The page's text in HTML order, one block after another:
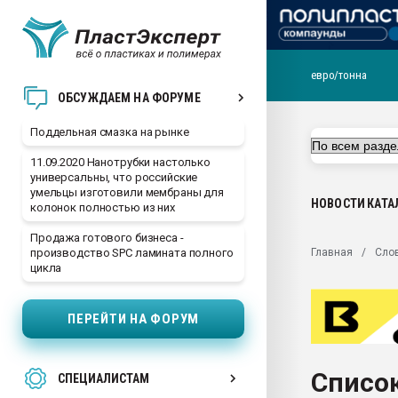
ОБСУЖДАЕМ НА ФОРУМЕ
Поддельная смазка на рынке
11.09.2020 Нанотрубки настолько
универсальны, что российские
умельцы изготовили мембраны для
колонок полностью из них
Продажа готового бизнеса -
производство SPC ламината полного
цикла
ПЕРЕЙТИ НА ФОРУМ
СПЕЦИАЛИСТАМ
ближайшее
Подмосковье, Москва
первый план в
28.07.2026
ситуацией на
Всё, что касается
Материал поверхности
Продам отходы
евро/тонна
НОВОСТИ
Главная